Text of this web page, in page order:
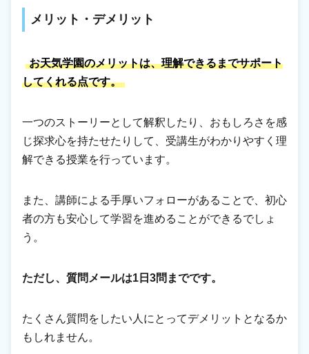
メリット・デメリット
お天気学園のメリットは、理解できるまでサポート
してくれる点です。
一つのストーリーとして解釈したり、おもしろさを感
じ探求心を持たせたりして、受講生がわかりやすく理
解できる授業を行っています。
また、講師による手厚いフォローがあることで、初心
者の方も安心して学習を進めることができるでしょ
う。
ただし、質問メールは1日3問までです。
たくさん質問をしたい人にとってデメリットとなるか
もしれません。